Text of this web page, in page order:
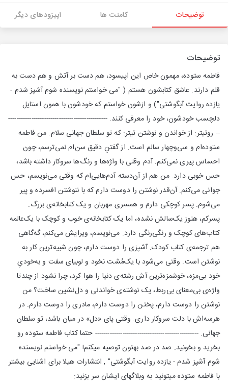
توضیحات کامنت ها اپیزودهای دیگر
توضیحات
فاطمه ستوده، مهمون خاص این اپیسود، هم دست بر آتش و هم دست به
قلم دارند. عاشق کتابشون هستم ( "می خواستم نویسنده شوم آشپز شدم -
یازده روایت آبگوشتی") و ازشون خواستم که خودشون با همون استایل
دلچسب خودشون، خود را معرفی کنند. -----------------------------------------------
-- روتیتر: از خواندن و نوشتن تیتر: که تو سلطان جهانی سلام. من فاطمه
ستوده‌ام و سی‌وچهار سالم است. از گفتنِ دقیق سن‌ام نمی‌ترسم، چون
احساس پیری نمی‌کنم. آدم وقتی با واژه‌ها و رنگ‌ها سروکار داشته باشد،
حس خوبی دارد. من هم از آن‌دسته آدم‌هایی‌ام که وقتی می‌نویسم، حس
جوانی می‌کنم. آن‌قدر نوشتن را دوست دارم که با ننوشتن افسرده و پیر
می‌شوم. پسر کوچکی دارم و همسری مهربان و یک کتابخانه‌ی بزرگ.
پسرکم، هنوز یک‌سالش نشده، اما یک کتابخانه‌ی خوب و کوچک با یک‌عالمه
کتاب‌های کوچک و رنگی‌رنگی دارد. می‌نویسم، ویرایش می‌کنم، گه‌گاهی
هم ترجمه‌ی کتاب کودک. آشپزی را دوست دارم، چون شبیه‌ترین کار به
نوشتن است. وقتی می‌شود با یک‌مُشت نخود و لوبیای سفت و به‌خودیِ
خود بی‌مزه، خوشمزه‌ترین آش رشته‌ی دنیا را هوا کرد، چرا نشود از چندتا
واژه‌ی بی‌معنای بی‌ربط، یک نوشته‌ی خواندنی و دل‌نشین ساخت؟ من
نوشتن را دوست دارم، پختن را دوست دارم، مادری را دوست دارم. در
هرسه‌اش با دلت سروکار داری. وقتی پای «دل» در میان باشد، تو سلطان
جهانی. ------------------------------------------------- حتما کتاب فاطمه ستوده رو
بخرید و بخونید. صد در صد بهتون توصیه میکنم! "می خواستم نویسنده
شوم آشپز شدم - یازده روایت آبگوشتی" , انتشارات هیلا برای اشنایی بیشتر
با فاطمه ستوده میتونید به وبلاگهای ایشان سر بزنید: